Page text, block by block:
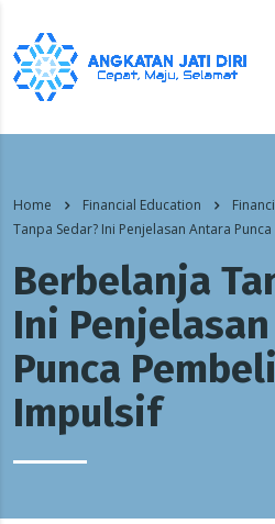
Home Financial Education
Tanpa Sedar? Ini Penjelasan Antara
Berbelanja
Ini
Punca
Impulsif